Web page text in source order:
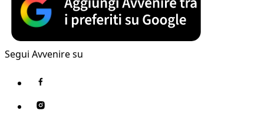
Segui Avvenire su